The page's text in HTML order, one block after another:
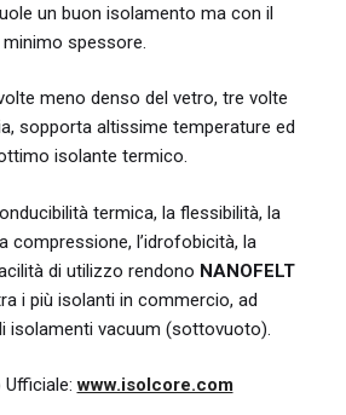
un buon isolamento ma con il
minimo spessore.
meno denso del vetro, tre volte
sopporta altissime temperature ed
isolante termico.
termica, la flessibilità, la
compressione, l’idrofobicità, la
di utilizzo rendono NANOFELT
i più isolanti in commercio, ad
isolamenti vacuum (sottovuoto).
Ufficiale:www.isolcore.com